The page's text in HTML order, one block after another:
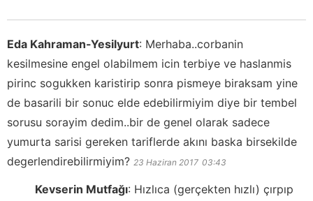
Eda Kahraman-Yesilyurt: Merhaba..corbanin
kesilmesine engel olabilmem icin terbiye ve haslanmis
pirinc sogukken karistirip sonra pismeye biraksam yine
de basarili bir sonuc elde edebilirmiyim diye bir tembel
sorusu sorayim dedim..bir de genel olarak sadece
yumurta sarisi gereken tariflerde akını baska birsekilde
degerlendirebilirmiyim? 23 Haziran 2017 03:43
Kevserin Mutfağı: Hızlıca (gerçekten hızlı) çırpıp